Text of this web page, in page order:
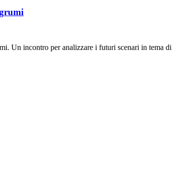
Un incontro per analizzare i futuri scenari in tema di